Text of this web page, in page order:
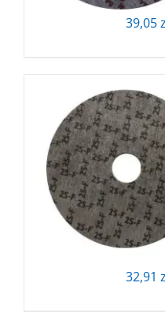
39,05
32,91